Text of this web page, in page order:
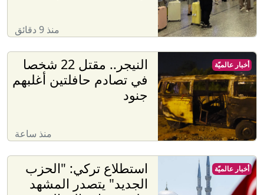
منذ 9 دقائق
النيجر.. مقتل 22 شخصا
في تصادم حافلتين أغلبهم
جنود
منذ ساعة
أخبار عالميّة
استطلاع تركي: "الحزب
الجديد" يتصدر المشهد
أخبار عالميّة